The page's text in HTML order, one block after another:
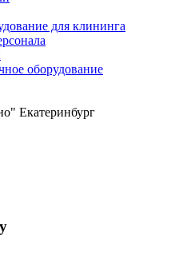
для клининга
оборудование
Екатеринбург